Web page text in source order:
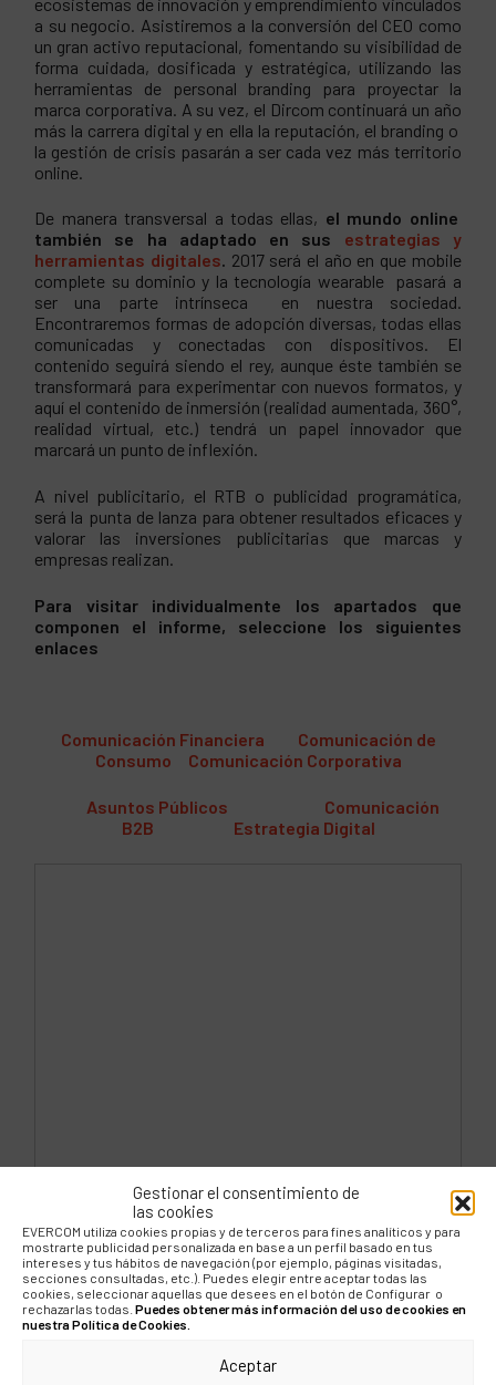
Gestionar el consentimiento de
las cookies
EVERCOM utiliza cookies propias y de terceros para fines analíticos y para
mostrarte publicidad personalizada en base a un perfil basado en tus
intereses y tus hábitos de navegación (por ejemplo, páginas visitadas,
secciones consultadas, etc.). Puedes elegir entre aceptar todas las
cookies, seleccionar aquellas que desees en el botón de Configurar o
rechazarlas todas. Puedes obtener más información del uso de cookies en
nuestra Política de Cookies.
Aceptar
a su negocio. Asistiremos a la conversión del CEO como
un gran activo reputacional, fomentando su visibilidad de
forma cuidada, dosificada y estratégica, utilizando las
herramientas de personal branding para proyectar la
marca corporativa. A su vez, el Dircom continuará un año
más la carrera digital y en ella la reputación, el branding o
la gestión de crisis pasarán a ser cada vez más territorio
online.
De manera transversal a todas ellas, el mundo online
también se ha adaptado en sus estrategias y
herramientas digitales. 2017 será el año en que mobile
complete su dominio y la tecnología wearable pasará a
ser una parte intrínseca en nuestra sociedad.
Encontraremos formas de adopción diversas, todas ellas
comunicadas y conectadas con dispositivos. El
contenido seguirá siendo el rey, aunque éste también se
transformará para experimentar con nuevos formatos, y
aquí el contenido de inmersión (realidad aumentada, 360°,
realidad virtual, etc.) tendrá un papel innovador que
marcará un punto de inflexión.
A nivel publicitario, el RTB o publicidad programática,
será la punta de lanza para obtener resultados eficaces y
valorar las inversiones publicitarias que marcas y
empresas realizan.
Para visitar individualmente los apartados que
componen el informe, seleccione los siguientes
enlaces
Comunicación Financiera
Comunicación de
Consumo
Comunicación Corporativa
Asuntos Públicos
Comunicación
B2B
Estrategia Digital